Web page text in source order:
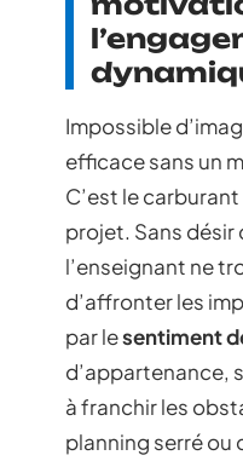
Impossible
efficace sans un
C’est le
projet. Sans désir
l’enseignant ne
d’affronter les
par lesentiment
d’appartenance,
à franchir les
planning serré ou